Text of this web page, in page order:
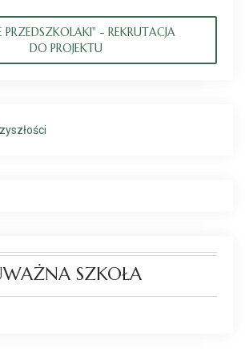
PRZEDSZKOLAKI" - REKRUTACJA
DO PROJEKTU
SZKOŁA